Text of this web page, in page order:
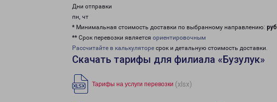
Дни отправки
пн, чт
* Минимальная стоимость доставки по выбранному направлению: руб
** Срок перевозки является ориентировочным
Рассчитайте в калькуляторе срок и детальную стоимость доставки.
Скачать тарифы для филиала «Бузулук»
Тарифы на услуги перевозки (xlsx)